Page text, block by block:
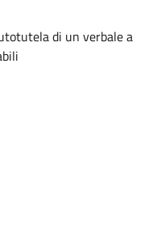
di un verbale a